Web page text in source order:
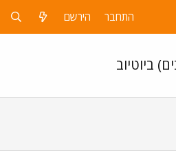
התחבר הירשם
ביוטיוב